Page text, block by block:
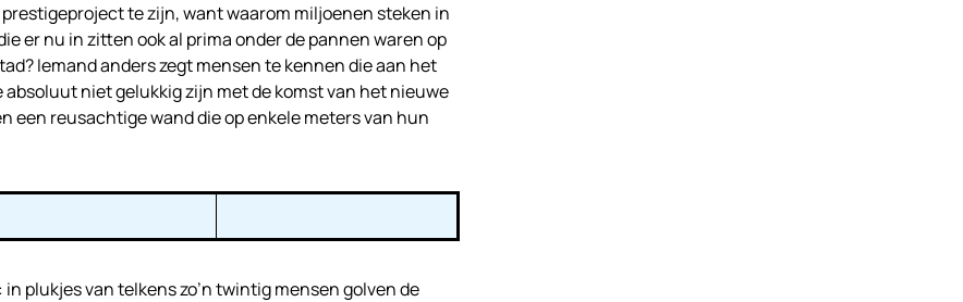
te zijn, want waarom miljoenen steken in
er nu in zitten ook al prima onder de pannen waren op
Iemand anders zegt mensen te kennen die aan het
niet gelukkig zijn met de komst van het nieuwe
een reusachtige wand die op enkele meters van hun
plukjes van telkens zo’n twintig mensen golven de